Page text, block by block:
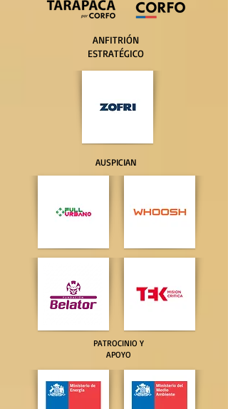
ANFITRIÓN
ESTRATÉGICO
AUSPICIAN
PATROCINIO Y
APOYO